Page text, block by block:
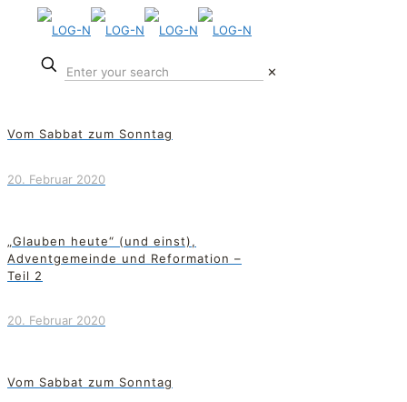
✕
Vom Sabbat zum Sonntag
20. Februar 2020
„Glauben heute“ (und einst),
Adventgemeinde und Reformation –
Teil 2
20. Februar 2020
Vom Sabbat zum Sonntag